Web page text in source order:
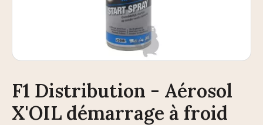
F1 Distribution - Aérosol
X'OIL démarrage à froid